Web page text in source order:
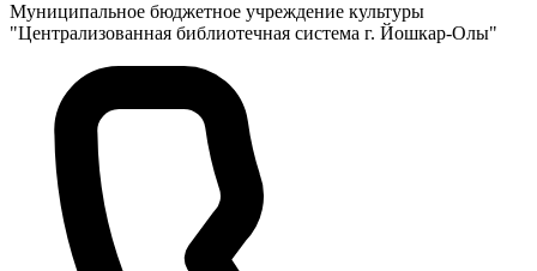
Муниципальное бюджетное учреждение культуры
"Централизованная библиотечная система г. Йошкар-Олы"